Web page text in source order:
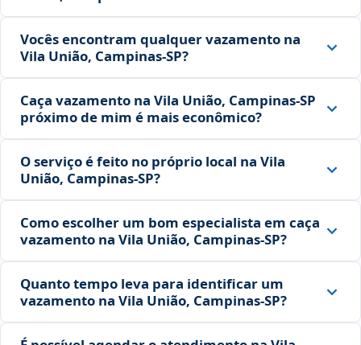
Vocês encontram qualquer vazamento na
Vila União, Campinas‑SP?
Caça vazamento na Vila União, Campinas‑SP
próximo de mim é mais econômico?
O serviço é feito no próprio local na Vila
União, Campinas‑SP?
Como escolher um bom especialista em caça
vazamento na Vila União, Campinas‑SP?
Quanto tempo leva para identificar um
vazamento na Vila União, Campinas‑SP?